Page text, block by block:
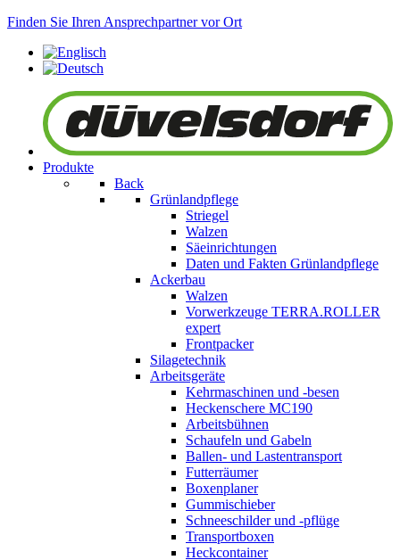
Finden Sie Ihren Ansprechpartner vor Ort
Produkte
Back
Grünlandpflege
Striegel
Walzen
Säeinrichtungen
Daten und Fakten Grünlandpflege
Ackerbau
Walzen
Vorwerkzeuge TERRA.ROLLER
expert
Frontpacker
Silagetechnik
Arbeitsgeräte
Kehrmaschinen und -besen
Heckenschere MC190
Arbeitsbühnen
Schaufeln und Gabeln
Ballen- und Lastentransport
Futterräumer
Boxenplaner
Gummischieber
Schneeschilder und -pflüge
Transportboxen
Heckcontainer